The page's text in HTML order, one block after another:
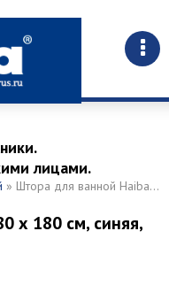
лицами.
» Штора для ванной Haiba 180 х 180 см, синяя, HB74003
х 180 см, синяя,